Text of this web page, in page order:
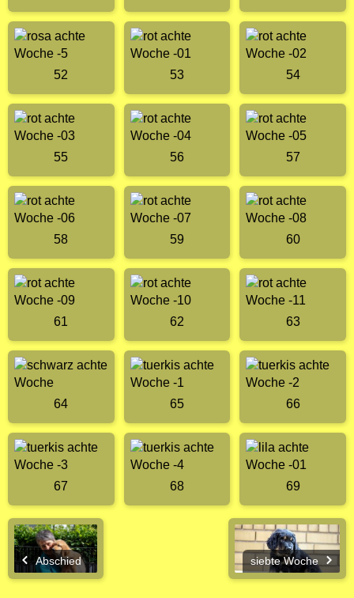
52 53 54
55 56 57
58 59 60
61 62 63
64 65 66
67 68 69
Abschied siebte Woche